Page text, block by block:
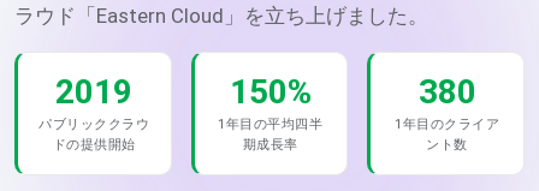
ラウド「Eastern Cloud」を立ち上げました。
2019
パブリッククラウ
ドの提供開始
150%
1年目の平均四半
期成長率
380
1年目のクライア
ント数